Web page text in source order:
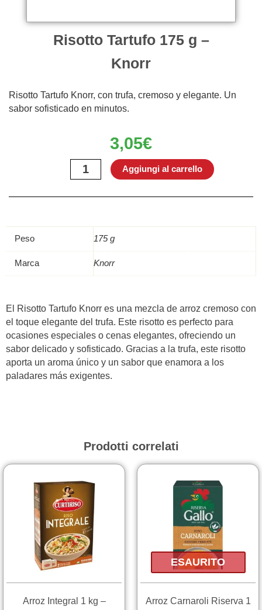
Risotto Tartufo 175 g –
Knorr
Risotto Tartufo Knorr, con trufa, cremoso y elegante. Un
sabor sofisticado en minutos.
3,05€
Tartufo
Aggiungi al carrello
Peso 175 g
Marca Knorr
El Risotto Tartufo Knorr es una mezcla de arroz cremoso con
el toque elegante del trufa. Este risotto es perfecto para
ocasiones especiales o cenas elegantes, ofreciendo un
sabor delicado y sofisticado. Gracias a la trufa, este risotto
aporta un aroma único y un sabor que enamora a los
paladares más exigentes.
Prodotti correlati
Arroz Integral 1 kg –
ESAURITO
Arroz Carnaroli Riserva 1